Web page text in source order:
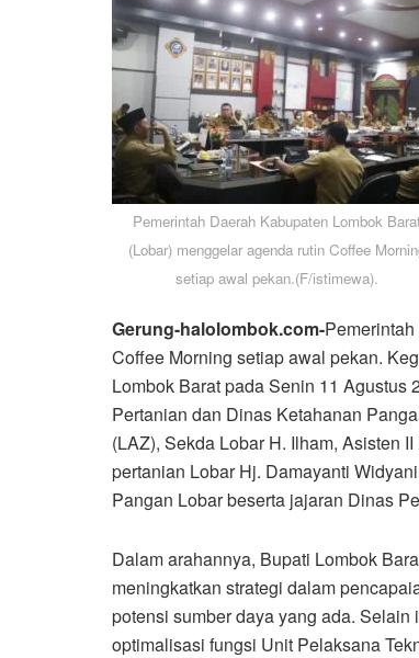
Pemerintah Daerah Kabupaten Lombok
(Lobar) menggelar agenda rutin Coffee
setiap awal pekan.(F/istimewa).
Gerung-halolombok.com-
Coffee Morning setiap awal pekan.
Lombok Barat pada Senin 11
Pertanian dan Dinas Ketahanan
(LAZ), Sekda Lobar H. Ilham, Asisten
pertanian Lobar Hj. Damayanti
Pangan Lobar beserta jajaran Dinas
Dalam arahannya, Bupati Lombok
meningkatkan strategi dalam
potensi sumber daya yang ada.
optimalisasi fungsi Unit Pelaksana